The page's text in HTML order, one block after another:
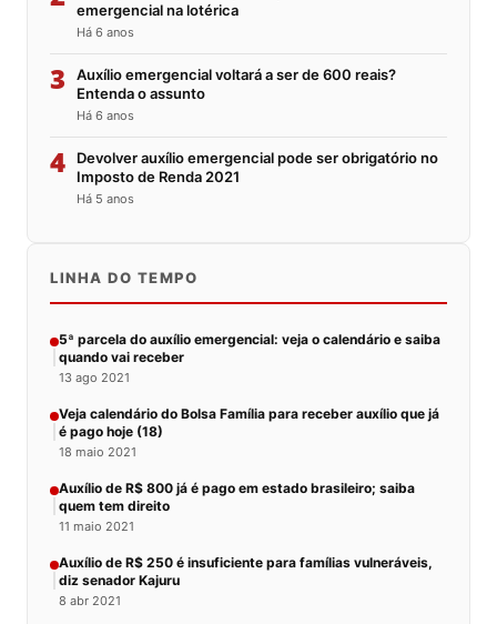
emergencial na lotérica
Há 6 anos
3
Auxílio emergencial voltará a ser de 600 reais?
Entenda o assunto
Há 6 anos
4
Devolver auxílio emergencial pode ser obrigatório no
Imposto de Renda 2021
Há 5 anos
LINHA DO TEMPO
5ª parcela do auxílio emergencial: veja o calendário e saiba
quando vai receber
13 ago 2021
Veja calendário do Bolsa Família para receber auxílio que já
é pago hoje (18)
18 maio 2021
Auxílio de R$ 800 já é pago em estado brasileiro; saiba
quem tem direito
11 maio 2021
Auxílio de R$ 250 é insuficiente para famílias vulneráveis,
diz senador Kajuru
8 abr 2021